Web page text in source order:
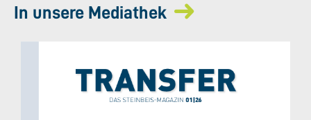
In unsere Mediathek